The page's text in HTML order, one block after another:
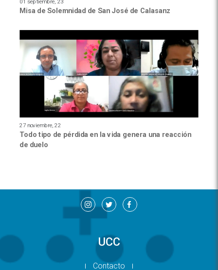
01 septiembre, 23
Misa de Solemnidad de San José de Calasanz
27 noviembre, 22
Todo tipo de pérdida en la vida genera una reacción
de duelo
UCC
Contacto